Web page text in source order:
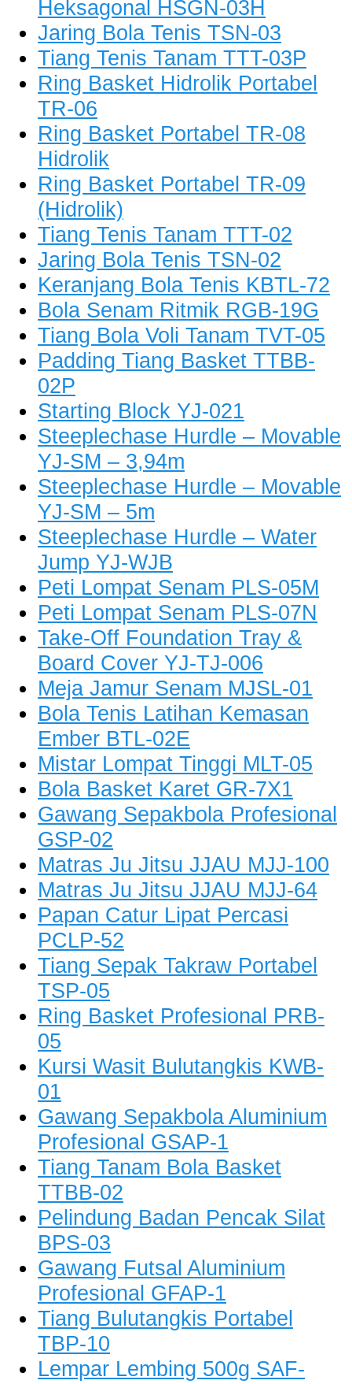
Heksagonal HSGN-03H
Jaring Bola Tenis TSN-03
Tiang Tenis Tanam TTT-03P
Ring Basket Hidrolik Portabel
TR-06
Ring Basket Portabel TR-08
Hidrolik
Ring Basket Portabel TR-09
(Hidrolik)
Tiang Tenis Tanam TTT-02
Jaring Bola Tenis TSN-02
Keranjang Bola Tenis KBTL-72
Bola Senam Ritmik RGB-19G
Tiang Bola Voli Tanam TVT-05
Padding Tiang Basket TTBB-
02P
Starting Block YJ-021
Steeplechase Hurdle – Movable
YJ-SM – 3,94m
Steeplechase Hurdle – Movable
YJ-SM – 5m
Steeplechase Hurdle – Water
Jump YJ-WJB
Peti Lompat Senam PLS-05M
Peti Lompat Senam PLS-07N
Take-Off Foundation Tray &
Board Cover YJ-TJ-006
Meja Jamur Senam MJSL-01
Bola Tenis Latihan Kemasan
Ember BTL-02E
Mistar Lompat Tinggi MLT-05
Bola Basket Karet GR-7X1
Gawang Sepakbola Profesional
GSP-02
Matras Ju Jitsu JJAU MJJ-100
Matras Ju Jitsu JJAU MJJ-64
Papan Catur Lipat Percasi
PCLP-52
Tiang Sepak Takraw Portabel
TSP-05
Ring Basket Profesional PRB-
05
Kursi Wasit Bulutangkis KWB-
01
Gawang Sepakbola Aluminium
Profesional GSAP-1
Tiang Tanam Bola Basket
TTBB-02
Pelindung Badan Pencak Silat
BPS-03
Gawang Futsal Aluminium
Profesional GFAP-1
Tiang Bulutangkis Portabel
TBP-10
Lempar Lembing 500g SAF-